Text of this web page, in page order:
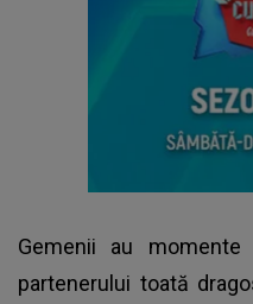
Gemenii au
partenerului toată